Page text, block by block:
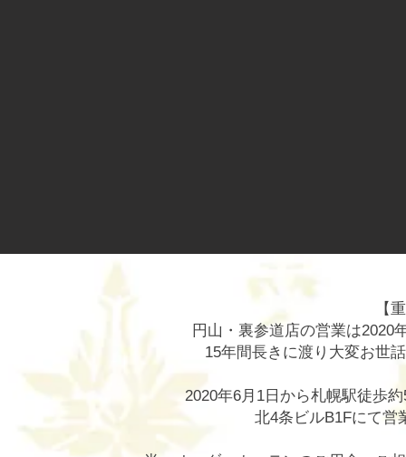
【
円山・裏参道店の営業は2020
15年間長きに渡り大変お世
2020年6月1日から札幌駅徒歩
北4条ビルB1Fにて営